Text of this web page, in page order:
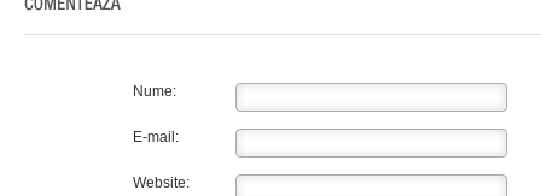
Nume:
E-mail:
Website: